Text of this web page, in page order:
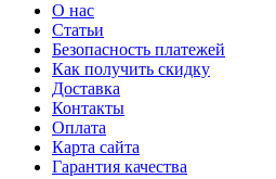
О нас
Статьи
Безопасность платежей
Как получить скидку
Доставка
Контакты
Оплата
Карта сайта
Гарантия качества